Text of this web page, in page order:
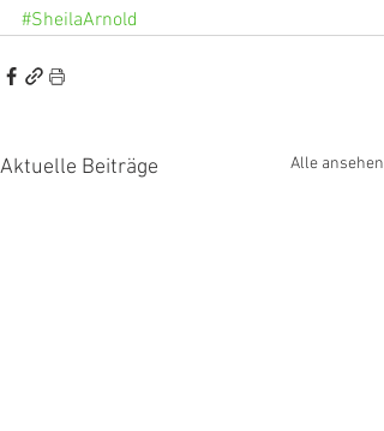
#SheilaArnold
Aktuelle Beiträge Alle ansehen